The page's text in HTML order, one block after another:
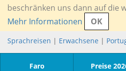
beschränken uns dann auf die
Mehr Informationen
OK
Sprachreisen | Erwachsene |
Faro Preise